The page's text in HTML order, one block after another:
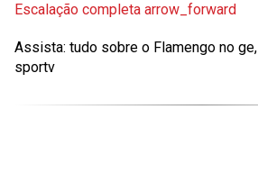
Escalação completa arrow_forward
Assista: tudo sobre o Flamengo no
sportv